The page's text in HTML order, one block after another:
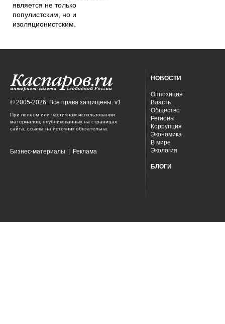
является не только
популистским, но и
изоляционистским.
© 2005-2026. Все права защищены. v1
При полном или частичном использовании
материалов, опубликованных на страницах
сайта, ссылка на источник обязательна.
Бизнес-материалы Реклама
НОВОСТИ
Оппозиция
Власть
Общество
Регионы
Коррупция
Экономика
В мире
Экология
БЛОГИ